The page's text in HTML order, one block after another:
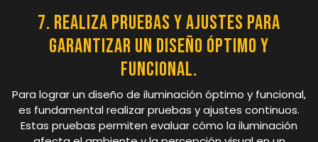
7. Realiza pruebas y ajustes para
garantizar un diseño óptimo y
funcional.
Para lograr un diseño de iluminación óptimo y funcional,
es fundamental realizar pruebas y ajustes continuos.
Estas pruebas permiten evaluar cómo la iluminación